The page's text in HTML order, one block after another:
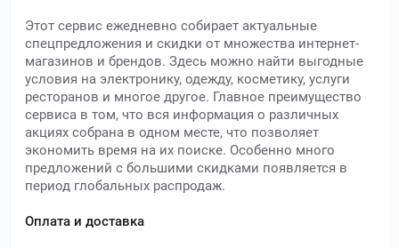
Этот сервис ежедневно собирает актуальные
спецпредложения и скидки от множества интернет-
магазинов и брендов. Здесь можно найти выгодные
условия на электронику, одежду, косметику, услуги
ресторанов и многое другое. Главное преимущество
сервиса в том, что вся информация о различных
акциях собрана в одном месте, что позволяет
экономить время на их поиске. Особенно много
предложений с большими скидками появляется в
период глобальных распродаж.
Оплата и доставка